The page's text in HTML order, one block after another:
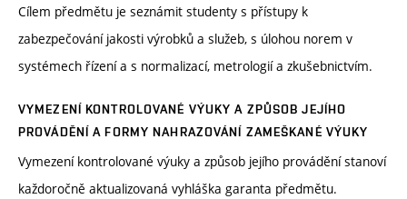
Cílem předmětu je seznámit studenty s přístupy k
zabezpečování jakosti výrobků a služeb, s úlohou norem v
systémech řízení a s normalizací, metrologií a zkušebnictvím.
VYMEZENÍ KONTROLOVANÉ VÝUKY A ZPŮSOB JEJÍHO
PROVÁDĚNÍ A FORMY NAHRAZOVÁNÍ ZAMEŠKANÉ VÝUKY
Vymezení kontrolované výuky a způsob jejího provádění stanoví
každoročně aktualizovaná vyhláška garanta předmětu.